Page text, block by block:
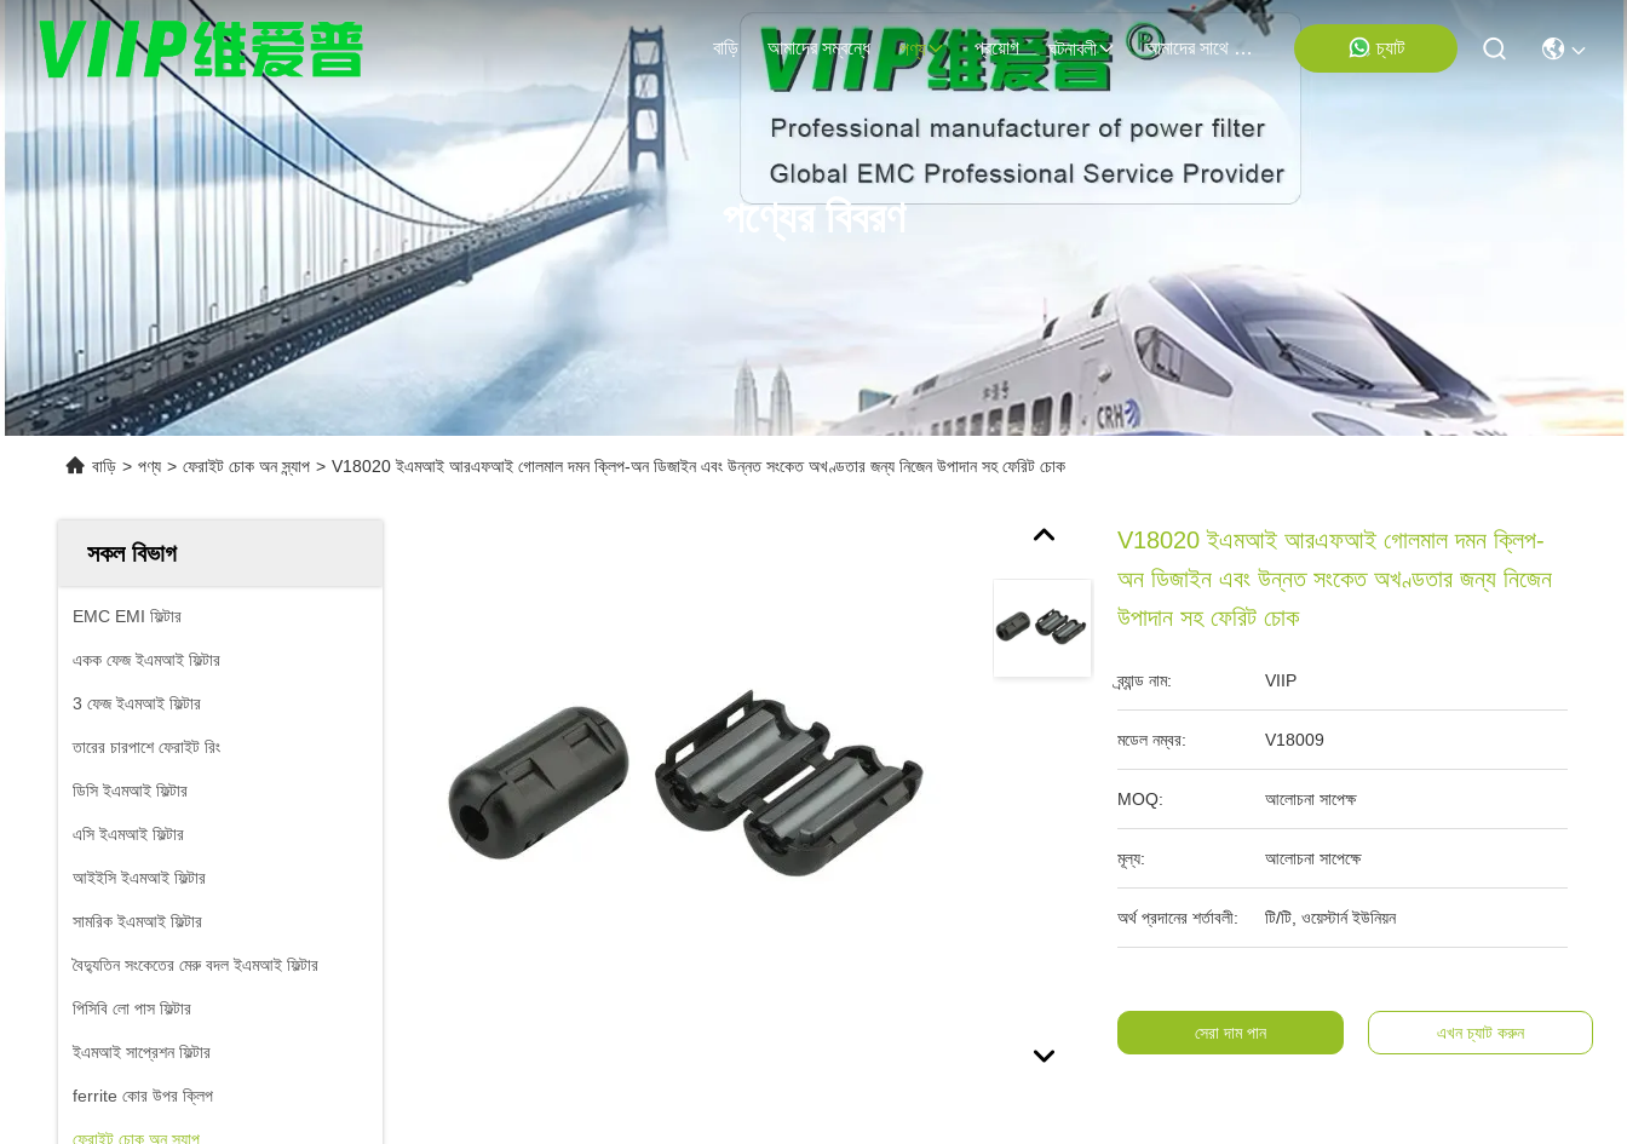
বাড়ি আমাদের সম্বন্ধে পণ্য প্রয়োগ ঘটনাবলী আমাদের সাথে যোগাযোগ চ্যাট
পণ্যের বিবরণ
বাড়ি > পণ্য > ফেরাইট চোক অন স্ন্যাপ > V18020 ইএমআই আরএফআই গোলমাল দমন ক্লিপ-অন ডিজাইন এবং উন্নত সংকেত অখণ্ডতার জন্য নিজেন উপাদান সহ ফেরিট চোক
সকল বিভাগ
EMC EMI ফিল্টার
একক ফেজ ইএমআই ফিল্টার
3 ফেজ ইএমআই ফিল্টার
তারের চারপাশে ফেরাইট রিং
ডিসি ইএমআই ফিল্টার
এসি ইএমআই ফিল্টার
আইইসি ইএমআই ফিল্টার
সামরিক ইএমআই ফিল্টার
বৈদ্যুতিন সংকেতের মেরু বদল ইএমআই ফিল্টার
পিসিবি লো পাস ফিল্টার
ইএমআই সাপ্রেশন ফিল্টার
ferrite কোর উপর ক্লিপ
ফেরাইট চোক অন স্ন্যাপ
V18020 ইএমআই আরএফআই গোলমাল দমন ক্লিপ-
অন ডিজাইন এবং উন্নত সংকেত অখণ্ডতার জন্য নিজেন
উপাদান সহ ফেরিট চোক
ব্র্যান্ড নাম: VIIP
মডেল নম্বর: V18009
MOQ: আলোচনা সাপেক্ষ
মূল্য: আলোচনা সাপেক্ষে
অর্থ প্রদানের শর্তাবলী: টি/টি, ওয়েস্টার্ন ইউনিয়ন
সেরা দাম পান এখন চ্যাট করুন